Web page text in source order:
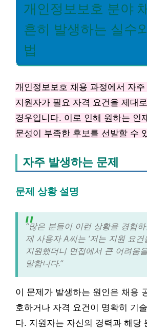
개인정보보호 분야
흔히 발생하는 실수
법
개인정보보호 채용 과정에서 자
지원자가 필요 자격 요건을 제대
경우입니다. 이로 인해 원하는 인
문성이 부족한 후보를 선발할 수
자주 발생하는 문제
문제 상황 설명
“많은 분들이 이런 상황을 경험
제 사용자 A씨는 ‘저는 지원 요
지원했더니 면접에서 큰 어려움
말합니다.”
이 문제가 발생하는 원인은 채용
호하거나 자격 요건이 명확히 기
다. 지원자는 자신의 경력과 해당